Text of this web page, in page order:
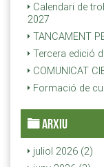
Calendari de
2027
TANCAMENT
Tercera edició
COMUNICAT
Formació de
ARXIU
juliol 2026 (2)